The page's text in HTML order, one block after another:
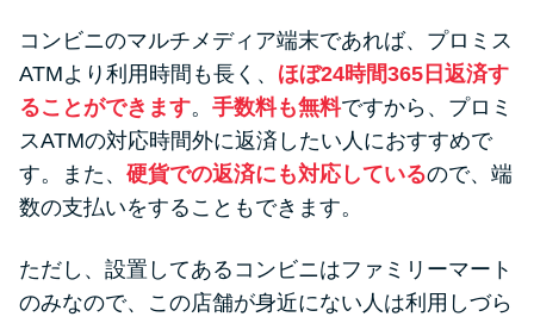
コンビニのマルチメディア端末であれば、プロミス
ATMより利用時間も長く、 ほぼ24時間365日返済す
ることができます。 手数料も無料ですから、プロミ
スATMの対応時間外に返済したい人におすすめで
す。また、 硬貨での返済にも対応しているので、端
数の支払いをすることもできます。
ただし、設置してあるコンビニはファミリーマート
のみなので、この店舗が身近にない人は利用しづら